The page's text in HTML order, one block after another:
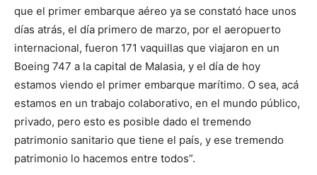
que el primer embarque aéreo ya se constató hace unos
días atrás, el día primero de marzo, por el aeropuerto
internacional, fueron 171 vaquillas que viajaron en un
Boeing 747 a la capital de Malasia, y el día de hoy
estamos viendo el primer embarque marítimo. O sea, acá
estamos en un trabajo colaborativo, en el mundo público,
privado, pero esto es posible dado el tremendo
patrimonio sanitario que tiene el país, y ese tremendo
patrimonio lo hacemos entre todos”.